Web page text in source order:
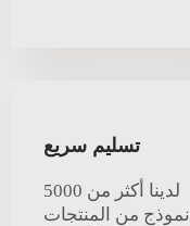
تسليم سريع
لدينا أكثر من 5000
نموذج من المنتجات